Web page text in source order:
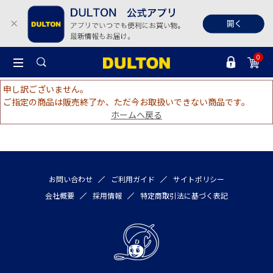
0
申し訳ございません。
ご指定の商品は販売終了か、ただ今お取扱いできない商品です。
ホームへ戻る
お問い合わせ ご利用ガイド
サイトポリシー
会社概要
採用情報 特定商取引法に基づく表記